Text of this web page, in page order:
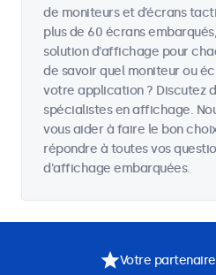
de moniteurs et d’écrans
plus de 60 écrans
solution d'affichage pour
de savoir quel moniteur ou
votre application ? Discutez
spécialistes en affichage.
vous aider à faire le bon
répondre à toutes vos
d'affichage embarquées.
Votre